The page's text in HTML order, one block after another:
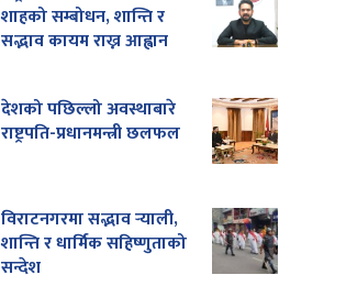
शाहको सम्बोधन, शान्ति र
सद्भाव कायम राख्न आह्वान
देशको पछिल्लो अवस्थाबारे
राष्ट्रपति-प्रधानमन्त्री छलफल
विराटनगरमा सद्भाव र्‍याली,
शान्ति र धार्मिक सहिष्णुताको
सन्देश